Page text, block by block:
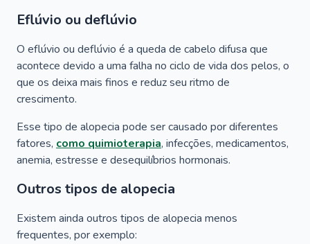
Eflúvio ou deflúvio
O eflúvio ou deflúvio é a queda de cabelo difusa que
acontece devido a uma falha no ciclo de vida dos pelos, o
que os deixa mais finos e reduz seu ritmo de
crescimento.
Esse tipo de alopecia pode ser causado por diferentes
fatores, como quimioterapia, infecções, medicamentos,
anemia, estresse e desequilíbrios hormonais.
Outros tipos de alopecia
Existem ainda outros tipos de alopecia menos
frequentes, por exemplo: